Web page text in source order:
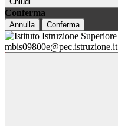
Conferma
Annulla Conferma
mbis09800e@pec.istruzione.it